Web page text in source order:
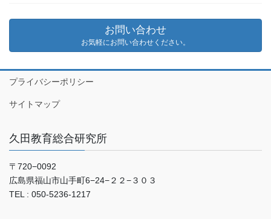
お問い合わせ
お気軽にお問い合わせください。
プライバシーポリシー
サイトマップ
久田教育総合研究所
〒720−0092
広島県福山市山手町6−24−２２−３０３
TEL : 050-5236-1217